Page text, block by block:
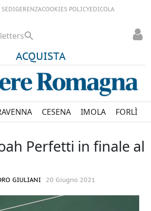
SEDIGERENZACOOKIES POLICYEDICOLA
ACQUISTA
CESENA IMOLA FORLÌ
Perfetti in finale al
GIULIANI 20 Giugno 2021